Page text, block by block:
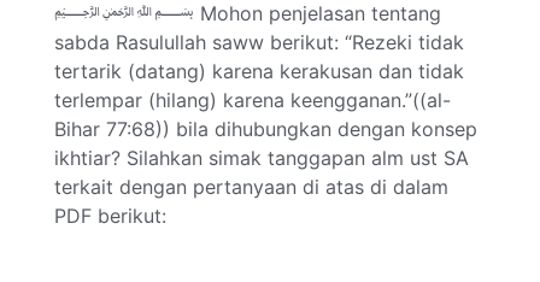
﷽ Mohon penjelasan tentang
sabda Rasulullah saww berikut: “Rezeki tidak
tertarik (datang) karena kerakusan dan tidak
terlempar (hilang) karena keengganan.”((al-
Bihar 77:68)) bila dihubungkan dengan konsep
ikhtiar? Silahkan simak tanggapan alm ust SA
terkait dengan pertanyaan di atas di dalam
PDF berikut: